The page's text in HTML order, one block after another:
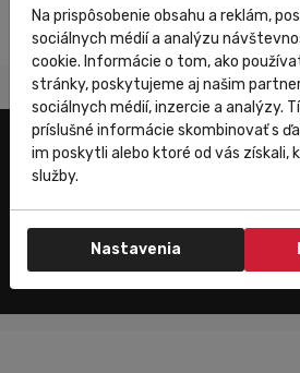
Užitočné odkazy
E-shop
Trenujeme
Na prispôsobenie obsahu a reklám,
sociálnych médií a analýzu
cookie. Informácie o tom, ako
stránky, poskytujeme aj našim
sociálnych médií, inzercie a analýzy.
príslušné informácie skombinovať s
im poskytli alebo ktoré od vás získali,
služby.
Nastavenia